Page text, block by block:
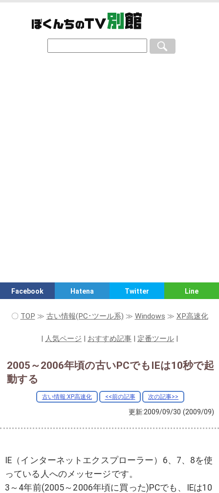
Facebook Hatena Twitter Line
〇 TOP ≫ 古い情報(PC･ツール系) ≫ Windows ≫ XP高速化
| 人気ページ | おすすめ記事 | 定番ツール |
2005～2006年頃の古いPCでもIEは10秒で起
動する
古い情報:XP高速化 <<前の記事 次の記事>>
更新:2009/09/30 (2009/09)
IE（インターネットエクスプローラー）6、7、8を使
っている人へのメッセージです。
3～4年前(2005～2006年頃に買った)PCでも、IEは10